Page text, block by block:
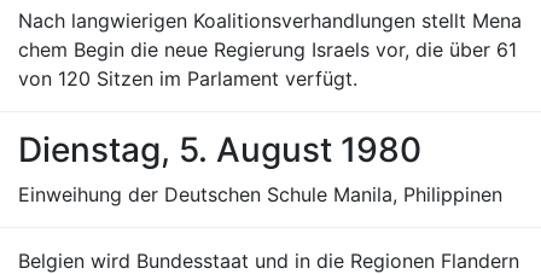
Nach langwierigen Koalitionsverhandlungen stellt Mena
chem Begin die neue Regierung Israels vor, die über 61
von 120 Sitzen im Parlament verfügt.
Dienstag, 5. August 1980
Einweihung der Deutschen Schule Manila, Philippinen
Belgien wird Bundesstaat und in die Regionen Flandern